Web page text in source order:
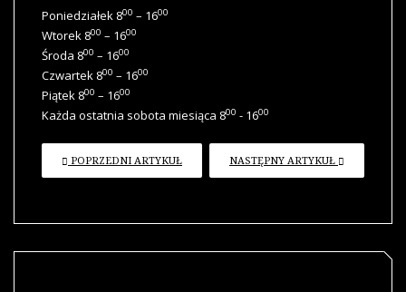
Poniedziałek 800 – 1600
Wtorek 800 – 1600
Środa 800 – 1600
Czwartek 800 – 1600
Piątek 800 – 1600
Każda ostatnia sobota miesiąca 800 - 1600
POPRZEDNI ARTYKUŁ NASTĘPNY ARTYKUŁ